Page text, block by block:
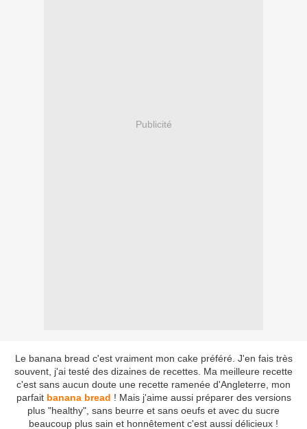
Publicité
Le banana bread c'est vraiment mon cake préféré. J'en fais très
souvent, j'ai testé des dizaines de recettes. Ma meilleure recette
c'est sans aucun doute une recette ramenée d'Angleterre, mon
parfait banana bread ! Mais j'aime aussi préparer des versions
plus "healthy", sans beurre et sans oeufs et avec du sucre
beaucoup plus sain et honnêtement c'est aussi délicieux !